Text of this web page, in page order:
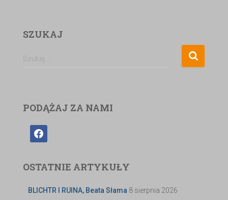
SZUKAJ
PODĄŻAJ ZA NAMI
OSTATNIE ARTYKUŁY
BLICHTR I RUINA, Beata Słama 8 sierpnia 2026